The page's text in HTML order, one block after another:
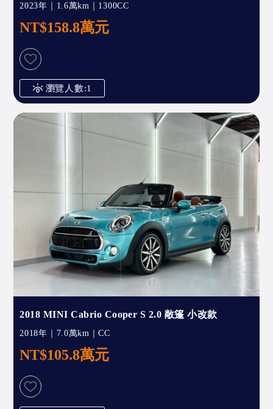
2023年｜1.6萬km｜1300CC
NT$158.8萬元
瀏覽人數:1
2018 MINI Cabrio Cooper S 2.0 敞篷 小改款
2018年｜7.0萬km｜CC
NT$105.8萬元